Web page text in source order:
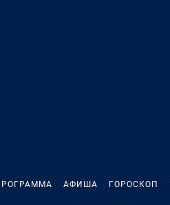
АФИША ГОРОСКОП